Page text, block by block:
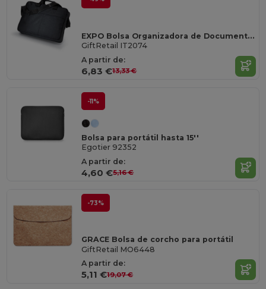
EXPO Bolsa Organizadora de Documentos EXPO
GiftRetail IT2074
A partir de:
6,83 €13,33 €
-11%
Bolsa para portátil hasta 15''
Egotier 92352
A partir de:
4,60 €5,16 €
-73%
GRACE Bolsa de corcho para portátil
GiftRetail MO6448
A partir de:
5,11 €19,07 €